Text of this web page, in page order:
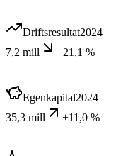
Driftsresultat2024
7,2 mill
−21,1 %
Egenkapital2024
35,3 mill
+11,0 %